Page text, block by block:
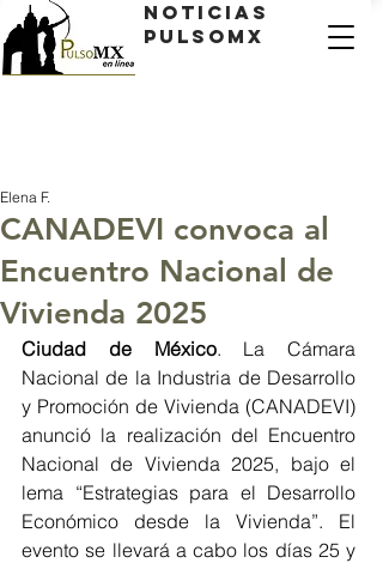
Noticias
PulsoMX
CANADEVI convoca al
Encuentro Nacional de
Vivienda 2025
Elena F.
Ciudad de México. La Cámara
Nacional de la Industria de Desarrollo
y Promoción de Vivienda (CANADEVI)
anunció la realización del Encuentro
Nacional de Vivienda 2025, bajo el
lema “Estrategias para el Desarrollo
Económico desde la Vivienda”. El
evento se llevará a cabo los días 25 y